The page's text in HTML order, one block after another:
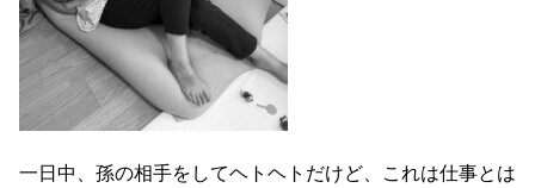
一日中、孫の相手をしてヘトヘトだけど、これは仕事とは